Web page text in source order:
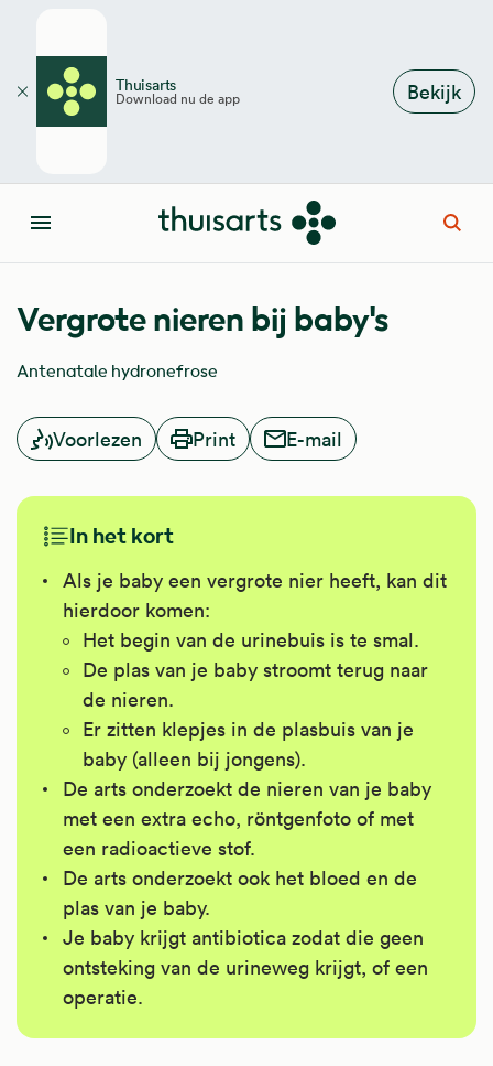
Thuisarts
Download nu de app Bekijk
Sluiten
Menu
Vergrote nieren bij baby's
Antenatale hydronefrose
Voorlezen Print E-mail
In het kort
Als je baby een vergrote nier heeft, kan dit
hierdoor komen:
Het begin van de urinebuis is te smal.
De plas van je baby stroomt terug naar
de nieren.
Er zitten klepjes in de plasbuis van je
baby (alleen bij jongens).
De arts onderzoekt de nieren van je baby
met een extra echo, röntgenfoto of met
een radioactieve stof.
De arts onderzoekt ook het bloed en de
plas van je baby.
Je baby krijgt antibiotica zodat die geen
ontsteking van de urineweg krijgt, of een
operatie.